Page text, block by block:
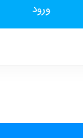
ورود